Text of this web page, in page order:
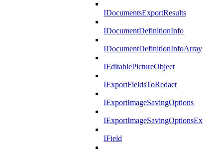
IDocumentsExportResults
IDocumentDefinitionInfo
IDocumentDefinitionInfoArray
IEditablePictureObject
IExportFieldsToRedact
IExportImageSavingOptions
IExportImageSavingOptionsEx
IField